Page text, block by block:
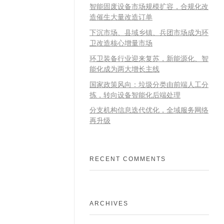
智能固废设备市场规模扩容，合规化改
造催生大量改造订单
下沉市场、县域乡镇、兵团市场成为环
卫改造核心增量市场
环卫装备行业迎来复苏，新能源化、智
能化成为两大增长主线
国家政策风向：垃圾分类由前端人工分
拣，转向设备智能化后端处理
分支机构信息迭代优化，全域服务网络
再升级
RECENT COMMENTS
ARCHIVES